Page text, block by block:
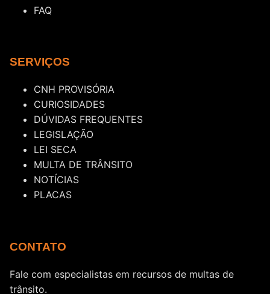
FAQ
SERVIÇOS
CNH PROVISÓRIA
CURIOSIDADES
DÚVIDAS FREQUENTES
LEGISLAÇÃO
LEI SECA
MULTA DE TRÂNSITO
NOTÍCIAS
PLACAS
CONTATO
Fale com especialistas em recursos de multas de
trânsito.